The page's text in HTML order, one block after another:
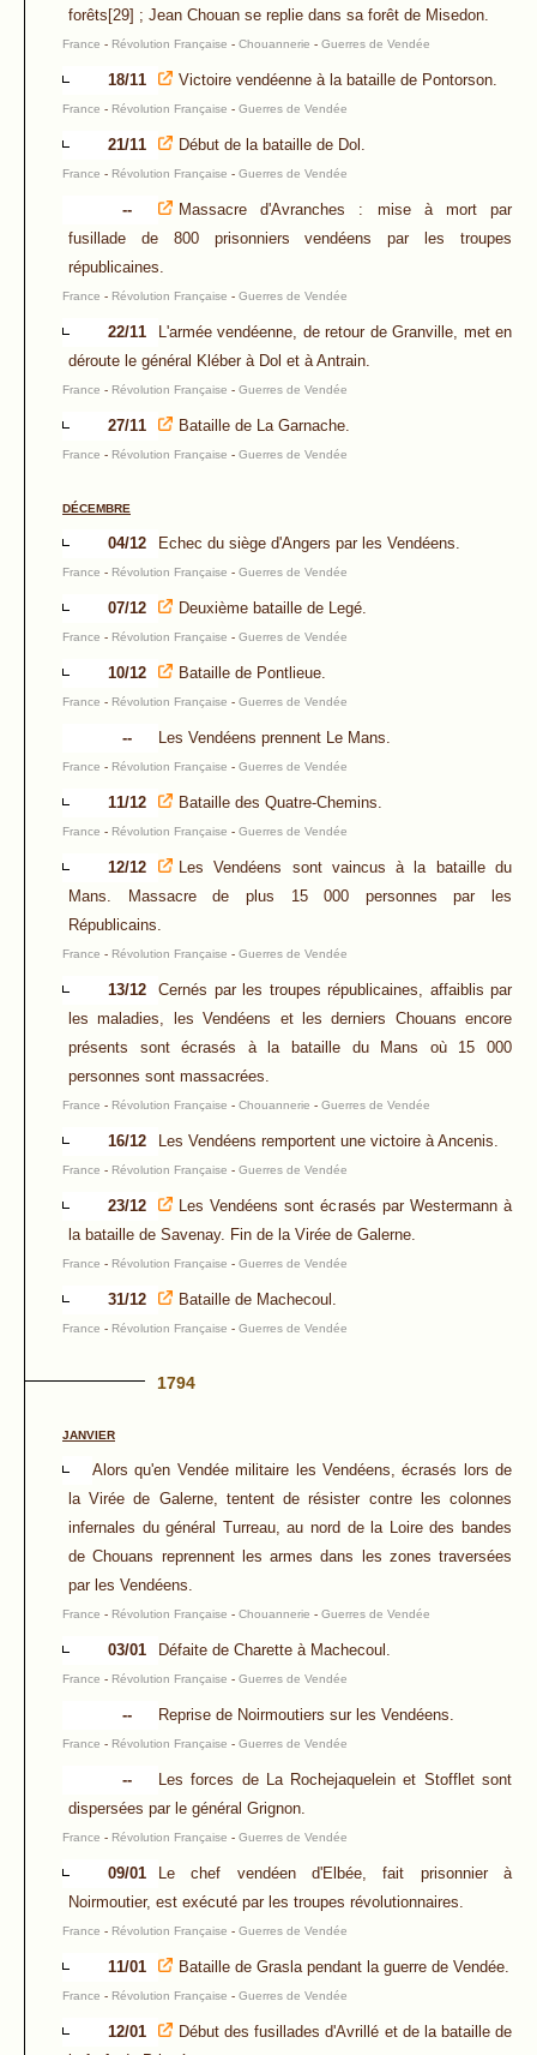
forêts[29] ; Jean Chouan se replie dans sa forêt de Misedon.
France - Révolution Française - Chouannerie - Guerres de Vendée
18/11 Victoire vendéenne à la bataille de Pontorson.
France - Révolution Française - Guerres de Vendée
21/11 Début de la bataille de Dol.
France - Révolution Française - Guerres de Vendée
--
Massacre d'Avranches : mise à mort par
fusillade de 800 prisonniers vendéens par les troupes
républicaines.
France - Révolution Française - Guerres de Vendée
22/11
L'armée vendéenne, de retour de Granville, met en
déroute le général Kléber à Dol et à Antrain.
France - Révolution Française - Guerres de Vendée
27/11 Bataille de La Garnache.
France - Révolution Française - Guerres de Vendée
DÉCEMBRE
04/12 Echec du siège d'Angers par les Vendéens.
France - Révolution Française - Guerres de Vendée
07/12 Deuxième bataille de Legé.
France - Révolution Française - Guerres de Vendée
10/12 Bataille de Pontlieue.
France - Révolution Française - Guerres de Vendée
-- Les Vendéens prennent Le Mans.
France - Révolution Française - Guerres de Vendée
11/12 Bataille des Quatre-Chemins.
France - Révolution Française - Guerres de Vendée
12/12
Les Vendéens sont vaincus à la bataille du
Mans. Massacre de plus 15 000 personnes par les
Républicains.
France - Révolution Française - Guerres de Vendée
13/12
Cernés par les troupes républicaines, affaiblis par
les maladies, les Vendéens et les derniers Chouans encore
présents sont écrasés à la bataille du Mans où 15 000
personnes sont massacrées.
France - Révolution Française - Chouannerie - Guerres de Vendée
16/12 Les Vendéens remportent une victoire à Ancenis.
France - Révolution Française - Guerres de Vendée
23/12
Les Vendéens sont écrasés par Westermann à
la bataille de Savenay. Fin de la Virée de Galerne.
France - Révolution Française - Guerres de Vendée
31/12 Bataille de Machecoul.
France - Révolution Française - Guerres de Vendée
1794
JANVIER
Alors qu'en Vendée militaire les Vendéens, écrasés lors de
la Virée de Galerne, tentent de résister contre les colonnes
infernales du général Turreau, au nord de la Loire des bandes
de Chouans reprennent les armes dans les zones traversées
par les Vendéens.
France - Révolution Française - Chouannerie - Guerres de Vendée
03/01 Défaite de Charette à Machecoul.
France - Révolution Française - Guerres de Vendée
-- Reprise de Noirmoutiers sur les Vendéens.
France - Révolution Française - Guerres de Vendée
--
Les forces de La Rochejaquelein et Stofflet sont
dispersées par le général Grignon.
France - Révolution Française - Guerres de Vendée
09/01
Le chef vendéen d'Elbée, fait prisonnier à
Noirmoutier, est exécuté par les troupes révolutionnaires.
France - Révolution Française - Guerres de Vendée
11/01 Bataille de Grasla pendant la guerre de Vendée.
France - Révolution Française - Guerres de Vendée
12/01
Début des fusillades d'Avrillé et de la bataille de